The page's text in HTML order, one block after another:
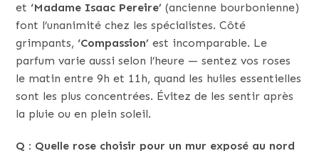
et ‘Madame Isaac Pereire’ (ancienne bourbonienne)
font l’unanimité chez les spécialistes. Côté
grimpants, ‘Compassion’ est incomparable. Le
parfum varie aussi selon l’heure — sentez vos roses
le matin entre 9h et 11h, quand les huiles essentielles
sont les plus concentrées. Évitez de les sentir après
la pluie ou en plein soleil.
Q : Quelle rose choisir pour un mur exposé au nord